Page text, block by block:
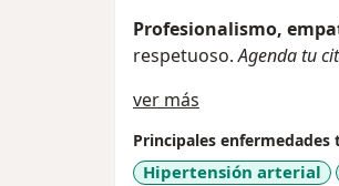
Profesionalismo,
respetuoso.Agenda tu
ver más
Principales enfermedades
Hipertensión arterial